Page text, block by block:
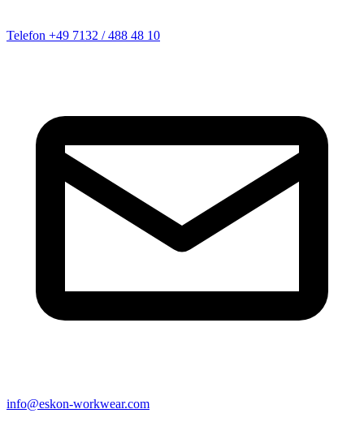
Telefon +49 7132 / 488 48 10
info@eskon-workwear.com